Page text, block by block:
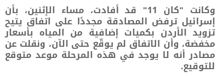
وكانت "كان 11" قد أفادت، مساء الإثنين، بأن
إسرائيل ترفض المصادقة مجددًا على اتفاق يتيح
تزويد الأردن بكميات إضافية من المياه بأسعار
مخفضة، وأن الاتفاق لم يوقّع حتى الآن، ونقلت عن
مصادر أنه لا يوجد في هذه المرحلة موعد متوقع
للتوقيع.